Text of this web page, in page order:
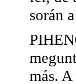
során
más.